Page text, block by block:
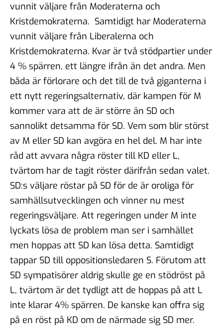
vunnit väljare från Moderaterna och
Kristdemokraterna. Samtidigt har Moderaterna
vunnit väljare från Liberalerna och
Kristdemokraterna. Kvar är två stödpartier under
4 % spärren, ett längre ifrån än det andra. Men
båda är förlorare och det till de två giganterna i
ett nytt regeringsalternativ, där kampen för M
kommer vara att de är större än SD och
sannolikt detsamma för SD. Vem som blir störst
av M eller SD kan avgöra en hel del. M har inte
råd att avvara några röster till KD eller L,
tvärtom har de tagit röster därifrån sedan valet.
SD:s väljare röstar på SD för de är oroliga för
samhällsutvecklingen och vinner nu mest
regeringsväljare. Att regeringen under M inte
lyckats lösa de problem man ser i samhället
men hoppas att SD kan lösa detta. Samtidigt
tappar SD till oppositionsledaren S. Förutom att
SD sympatisörer aldrig skulle ge en stödröst på
L, tvärtom är det tydligt att de hoppas på att L
inte klarar 4% spärren. De kanske kan offra sig
på en röst på KD om de närmade sig SD mer.